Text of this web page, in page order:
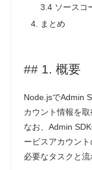
3.4 ソースコ
まとめ
## 1. 概要
Node.jsでAdmin
カウント情報を取
なお、Admin
ービスアカウント
必要なタスクと流